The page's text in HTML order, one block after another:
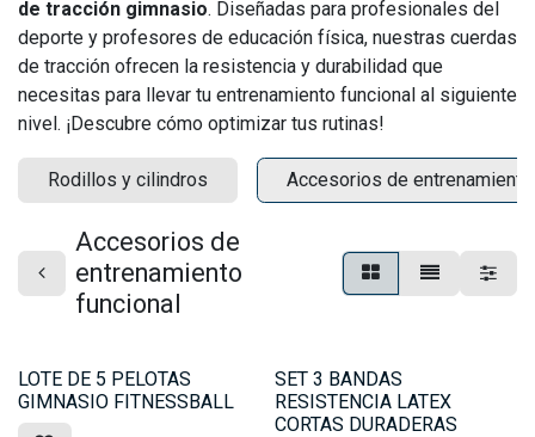
de tracción gimnasio. Diseñadas para profesionales del
deporte y profesores de educación física, nuestras cuerdas
de tracción ofrecen la resistencia y durabilidad que
necesitas para llevar tu entrenamiento funcional al siguiente
nivel. ¡Descubre cómo optimizar tus rutinas!
Rodillos y cilindros Accesorios de
Accesorios de
entrenamiento
funcional
LOTE DE 5 PELOTAS
GIMNASIO FITNESSBALL
SET 3 BANDAS
RESISTENCIA LATEX
CORTAS DURADERAS